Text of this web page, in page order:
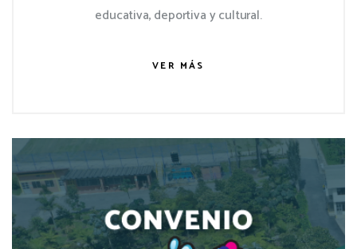
educativa, deportiva y cultural.
VER MÁS